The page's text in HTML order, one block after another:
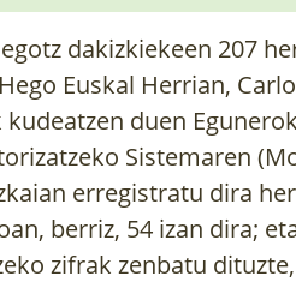
dakizkiekeen 207
Euskal Herrian,
duen
Sistemaren
erregistratu dira
berriz, 54 izan dira;
zifrak zenbatu